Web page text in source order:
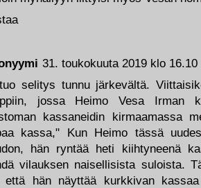
31. toukokuuta 2019 klo 16.10
selitys tunnu järkevältä.
jossa Heimo Vesa Irman
kassaneidin kirmaamassa
kassa," Kun Heimo tässä
hän ryntää heti kiihtyneenä
vilauksen naisellisista suloista.
että hän näyttää kurkkivan